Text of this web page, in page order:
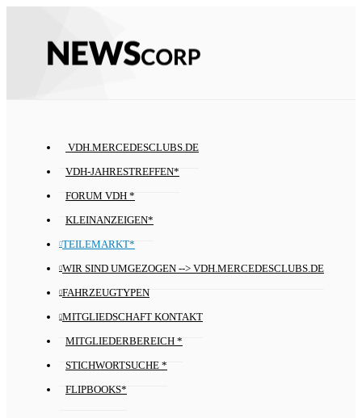
VDH.MERCEDESCLUBS.DE
VDH-JAHRESTREFFEN*
FORUM VDH *
KLEINANZEIGEN*
TEILEMARKT*
WIR SIND UMGEZOGEN --> VDH.MERCEDESCLUBS.DE
FAHRZEUGTYPEN
MITGLIEDSCHAFT KONTAKT
MITGLIEDERBEREICH *
STICHWORTSUCHE *
FLIPBOOKS*